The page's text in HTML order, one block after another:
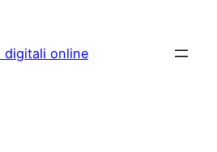
digitali online